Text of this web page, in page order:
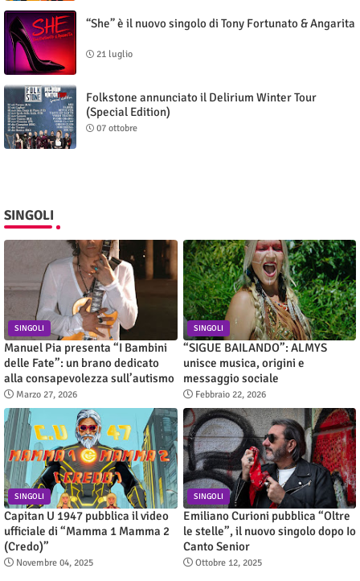
“She” è il nuovo singolo di Tony Fortunato & Angarita
21 luglio
Folkstone annunciato il Delirium Winter Tour
(Special Edition)
07 ottobre
SINGOLI
SINGOLI
Manuel Pia presenta “I Bambini
delle Fate”: un brano dedicato
alla consapevolezza sull’autismo
Marzo 27, 2026
SINGOLI
“SIGUE BAILANDO”: ALMYS
unisce musica, origini e
messaggio sociale
Febbraio 22, 2026
SINGOLI
Capitan U 1947 pubblica il video
ufficiale di “Mamma 1 Mamma 2
(Credo)”
Novembre 04, 2025
SINGOLI
Emiliano Curioni pubblica “Oltre
le stelle”, il nuovo singolo dopo Io
Canto Senior
Ottobre 12, 2025